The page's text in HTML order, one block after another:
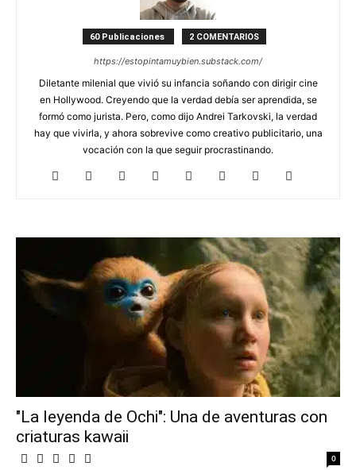
60 Publicaciones 2 COMENTARIOS
https://estopintamuybien.substack.com/
Diletante milenial que vivió su infancia soñando con dirigir cine
en Hollywood. Creyendo que la verdad debía ser aprendida, se
formó como jurista. Pero, como dijo Andrei Tarkovski, la verdad
hay que vivirla, y ahora sobrevive como creativo publicitario, una
vocación con la que seguir procrastinando.
"La leyenda de Ochi": Una de aventuras con
criaturas kawaii
0